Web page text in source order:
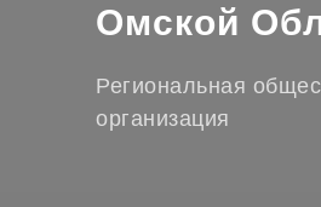
Омской
Региональная
организация